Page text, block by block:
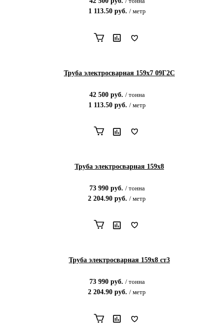
1 113.50руб. / метр
Труба электросварная 159х7 09Г2С
42 500руб. / тонна
1 113.50руб. / метр
Труба электросварная 159х8
73 990руб. / тонна
2 204.90 руб. / метр
Труба электросварная 159х8 ст3
73 990руб. / тонна
2 204.90 руб. / метр